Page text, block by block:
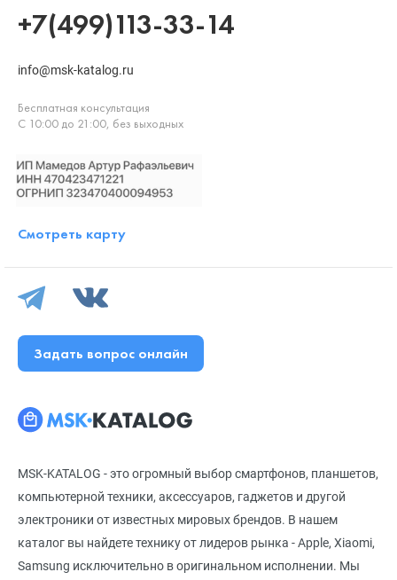
MSK-KATALOG - это огромный выбор смартфонов, планшетов,
компьютерной техники, аксессуаров, гаджетов и другой
электроники от известных мировых брендов. В нашем
каталог вы найдете технику от лидеров рынка - Apple, Xiaomi,
Samsung исключительно в оригинальном исполнении. Мы
+7(499)113-33-14
info@msk-katalog.ru
Бесплатная консультация
С 10:00 до 21:00, без выходных
Смотреть карту
Задать вопрос онлайн